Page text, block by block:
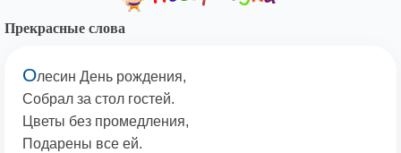
Прекрасные слова
Олесин День рождения,
Собрал за стол гостей.
Цветы без промедления,
Подарены все ей.